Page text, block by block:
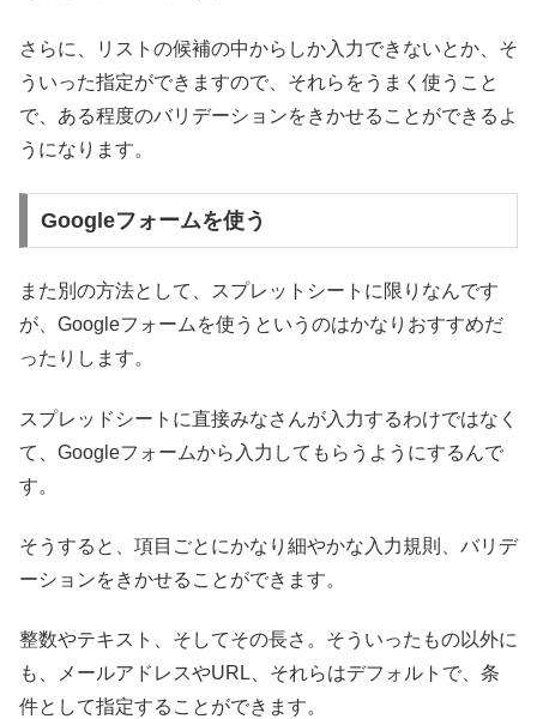
さらに、リストの候補の中からしか入力できないとか、そ
ういった指定ができますので、それらをうまく使うこと
で、ある程度のバリデーションをきかせることができるよ
うになります。
Googleフォームを使う
また別の方法として、スプレットシートに限りなんです
が、Googleフォームを使うというのはかなりおすすめだ
ったりします。
スプレッドシートに直接みなさんが入力するわけではなく
て、Googleフォームから入力してもらうようにするんで
す。
そうすると、項目ごとにかなり細やかな入力規則、バリデ
ーションをきかせることができます。
整数やテキスト、そしてその長さ。そういったもの以外に
も、メールアドレスやURL、それらはデフォルトで、条
件として指定することができます。